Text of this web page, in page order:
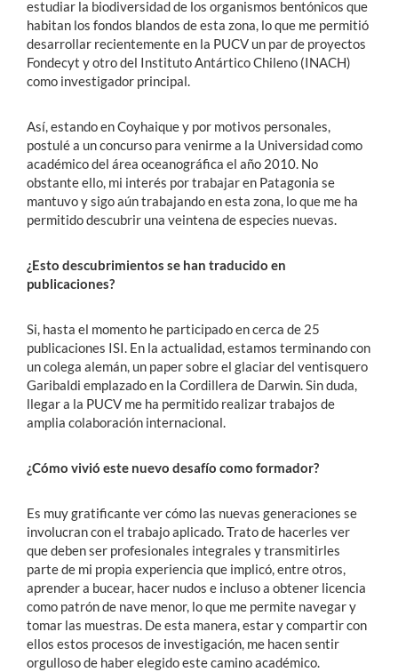
estudiar la biodiversidad de los organismos bentónicos que
habitan los fondos blandos de esta zona, lo que me permitió
desarrollar recientemente en la PUCV un par de proyectos
Fondecyt y otro del Instituto Antártico Chileno (INACH)
como investigador principal.
Así, estando en Coyhaique y por motivos personales,
postulé a un concurso para venirme a la Universidad como
académico del área oceanográfica el año 2010. No
obstante ello, mi interés por trabajar en Patagonia se
mantuvo y sigo aún trabajando en esta zona, lo que me ha
permitido descubrir una veintena de especies nuevas.
¿Esto descubrimientos se han traducido en
publicaciones?
Si, hasta el momento he participado en cerca de 25
publicaciones ISI. En la actualidad, estamos terminando con
un colega alemán, un paper sobre el glaciar del ventisquero
Garibaldi emplazado en la Cordillera de Darwin. Sin duda,
llegar a la PUCV me ha permitido realizar trabajos de
amplia colaboración internacional.
¿Cómo vivió este nuevo desafío como formador?
Es muy gratificante ver cómo las nuevas generaciones se
involucran con el trabajo aplicado. Trato de hacerles ver
que deben ser profesionales integrales y transmitirles
parte de mi propia experiencia que implicó, entre otros,
aprender a bucear, hacer nudos e incluso a obtener licencia
como patrón de nave menor, lo que me permite navegar y
tomar las muestras. De esta manera, estar y compartir con
ellos estos procesos de investigación, me hacen sentir
orgulloso de haber elegido este camino académico.